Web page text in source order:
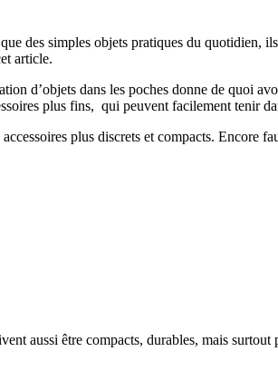
des simples objets pratiques du quotidien,
article.
d’objets dans les poches donne de quoi
plus fins, qui peuvent facilement tenir
plus discrets et compacts. Encore
aussi être compacts, durables, mais